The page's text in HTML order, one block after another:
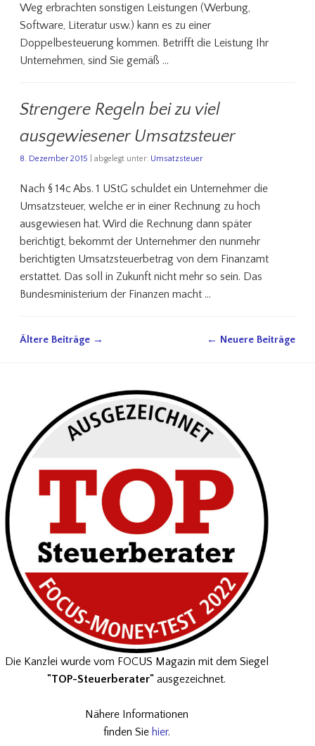
Weg erbrachten sonstigen Leistungen (Werbung,
Software, Literatur usw.) kann es zu einer
Doppelbesteuerung kommen. Betrifft die Leistung Ihr
Unternehmen, sind Sie gemäß …
Strengere Regeln bei zu viel
ausgewiesener Umsatzsteuer
8. Dezember 2015 | abgelegt unter: Umsatzsteuer
Nach § 14c Abs. 1 UStG schuldet ein Unternehmer die
Umsatzsteuer, welche er in einer Rechnung zu hoch
ausgewiesen hat. Wird die Rechnung dann später
berichtigt, bekommt der Unternehmer den nunmehr
berichtigten Umsatzsteuerbetrag von dem Finanzamt
erstattet. Das soll in Zukunft nicht mehr so sein. Das
Bundesministerium der Finanzen macht …
← Neuere Beiträge
Ältere Beiträge →
Die Kanzlei wurde vom FOCUS Magazin mit dem Siegel
"TOP-Steuerberater" ausgezeichnet.
Nähere Informationen
finden Sie hier.